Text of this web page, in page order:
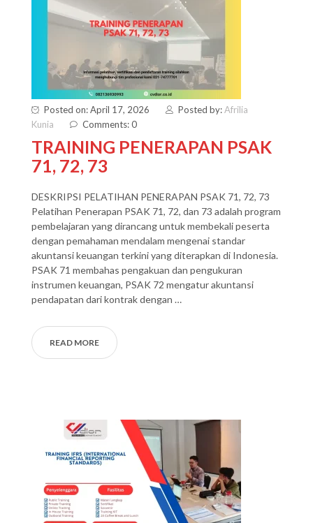
Posted on: April 17, 2026 Posted by:Afrilia
Kunia
Comments: 0
TRAINING PENERAPAN PSAK
71, 72, 73
DESKRIPSI PELATIHAN PENERAPAN PSAK 71, 72, 73
Pelatihan Penerapan PSAK 71, 72, dan 73 adalah program
pembelajaran yang dirancang untuk membekali peserta
dengan pemahaman mendalam mengenai standar
akuntansi keuangan terkini yang diterapkan di Indonesia.
PSAK 71 membahas pengakuan dan pengukuran
instrumen keuangan, PSAK 72 mengatur akuntansi
pendapatan dari kontrak dengan …
READ MORE